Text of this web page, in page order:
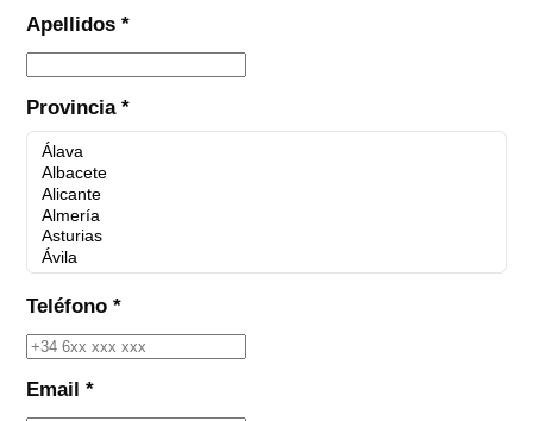
Apellidos *
Provincia *
Teléfono *
Email *